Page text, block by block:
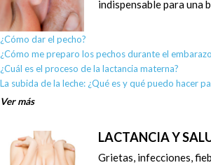
indispensable para una
¿Cómo dar el pecho?
¿Cómo me preparo los pechos durante el
¿Cuál es el proceso de la lactancia materna?
La subida de la leche: ¿Qué es y qué puedo hacer
Ver más
LACTANCIA Y
Grietas, infecciones,